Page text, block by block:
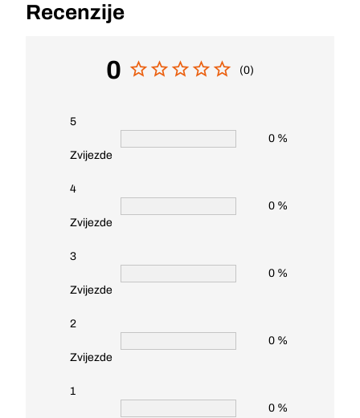
Recenzije
0 (0)
5
Zvijezde
0 %
4
Zvijezde
0 %
3
Zvijezde
0 %
2
Zvijezde
0 %
1
0 %